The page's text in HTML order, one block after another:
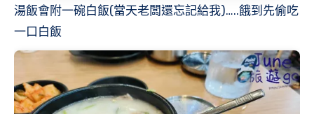
湯飯會附一碗白飯(當天老闆還忘記給我)…..餓到先偷吃
一口白飯